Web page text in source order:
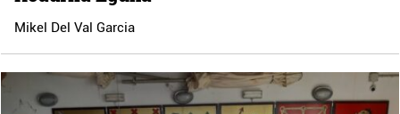
Mikel Del Val Garcia